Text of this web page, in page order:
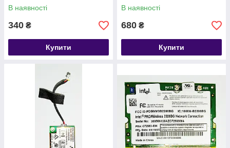
В наявності
340 ₴
Купити
В наявності
680 ₴
Купити